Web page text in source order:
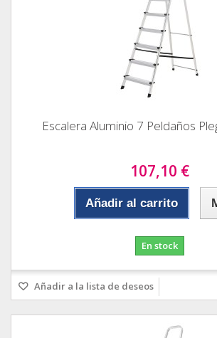
Escalera Aluminio 7 Peldaños
107,10 €
Añadir al carrito
En stock
Añadir a la lista de deseos